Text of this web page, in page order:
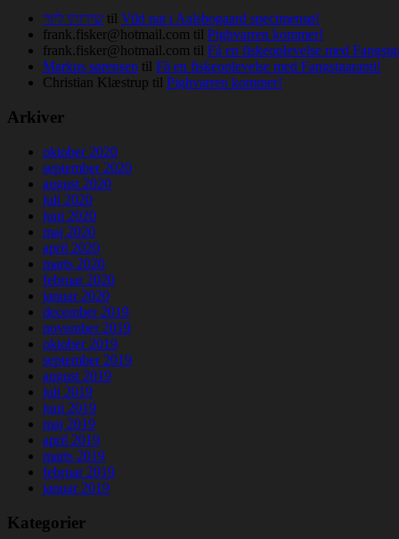
שירותי ליווי til Vild nat i Aalsbogaard specimensø!
frank.fisker@hotmail.com til Pighvarren kommer!
frank.fisker@hotmail.com til Få en fiskeoplevelse med
Markus sørensen til Få en fiskeoplevelse med Fangstgaranti!
Christian Klæstrup til Pighvarren kommer!
Arkiver
oktober 2020
september 2020
august 2020
juli 2020
juni 2020
maj 2020
april 2020
marts 2020
februar 2020
januar 2020
december 2019
november 2019
oktober 2019
september 2019
august 2019
juli 2019
juni 2019
maj 2019
april 2019
marts 2019
februar 2019
januar 2019
Kategorier